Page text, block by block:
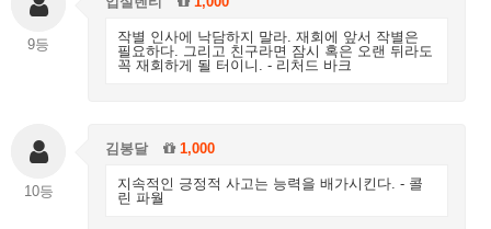
9등
작별 인사에 낙담하지 말라. 재회에 앞서 작별은
필요하다. 그리고 친구라면 잠시 혹은 오랜 뒤라도
꼭 재회하게 될 터이니. - 리처드 바크
10등
김봉달 1,000
지속적인 긍정적 사고는 능력을 배가시킨다. - 콜
린 파월